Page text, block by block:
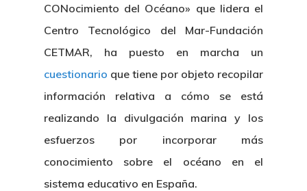
CONocimiento del Océano» que lidera el
Centro Tecnológico del Mar-Fundación
CETMAR, ha puesto en marcha un
cuestionario que tiene por objeto recopilar
información relativa a cómo se está
realizando la divulgación marina y los
esfuerzos por incorporar más
conocimiento sobre el océano en el
sistema educativo en España.